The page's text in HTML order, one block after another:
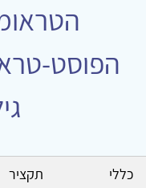
הפוסט-
כללי תקציר